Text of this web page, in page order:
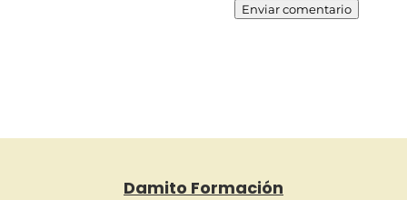
Enviar comentario
Damito Formación